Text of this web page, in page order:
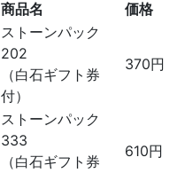
商品名
価格
ストーンパック
202
（白石ギフト券
付）
370円
ストーンパック
333
（白石ギフト券
610円